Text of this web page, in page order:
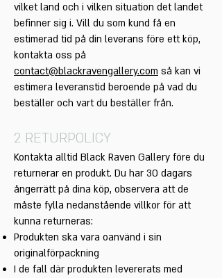
vilket land och i vilken situation det landet
befinner sig i. Vill du som kund få en
estimerad tid på din leverans före ett köp,
kontakta oss på
contact@blackravengallery.com så kan vi
estimera leveranstid beroende på vad du
beställer och vart du beställer från.
2 RETURPOLICY
Kontakta alltid Black Raven Gallery före du
returnerar en produkt. Du har 30 dagars
ångerrätt på dina köp, observera att de
måste fylla nedanstående villkor för att
kunna returneras:
Produkten ska vara oanvänd i sin
originalförpackning
I de fall där produkten levererats med